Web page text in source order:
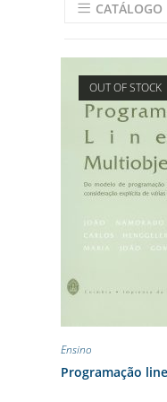
CATÁLOGO
OUT OF STOCK
Ensino
Programação